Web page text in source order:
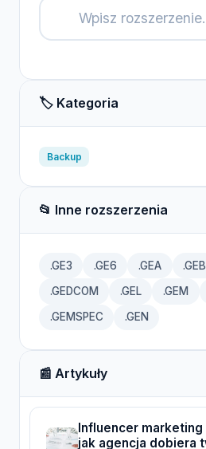
🏷️ Kategoria
Backup
📂 Inne rozszerzenia
.GE3 .GE6 .GEA .GEB
.GEDCOM .GEL .GEM
.GEMSPEC .GEN
📰 Artykuły
Influencer marketing
jak agencja dobiera